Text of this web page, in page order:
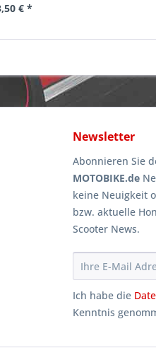
€ *
Newsletter
Abonnieren Sie
MOTOBIKE.de
keine Neuigkeit
bzw. aktuelle
Scooter News.
Ich habe die
Kenntnis